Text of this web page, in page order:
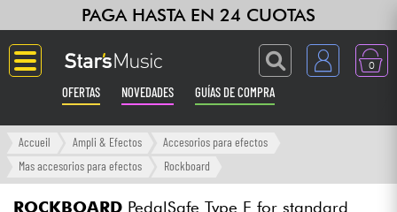
PAGA HASTA EN 24 CUOTAS
0
OFERTAS NOVEDADES GUÍAS DE COMPRA
Langue
Accueil Ampli & Efectos
Accesorios para efectos
Mas accesorios para efectos
Rockboard
ROCKBOARD PedalSafe Type F for standard